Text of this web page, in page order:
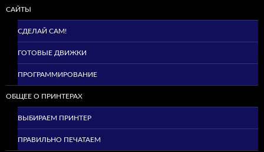
САЙТЫ
СДЕЛАЙ САМ!
ГОТОВЫЕ ДВИЖКИ
ПРОГРАММИРОВАНИЕ
ОБЩЕЕ О ПРИНТЕРАХ
ВЫБИРАЕМ ПРИНТЕР
ПРАВИЛЬНО ПЕЧАТАЕМ